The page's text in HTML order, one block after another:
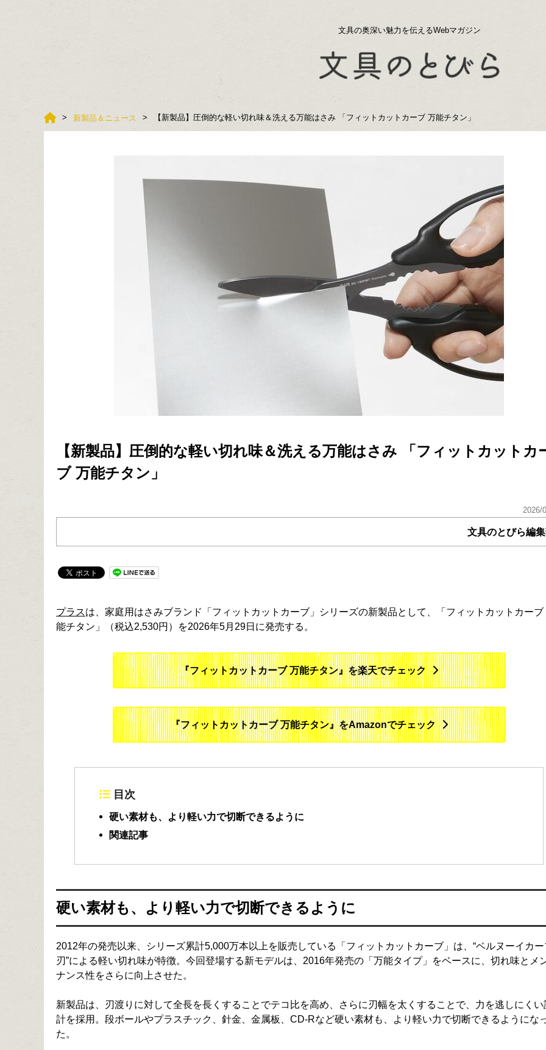
文具の奥深い魅力を伝えるWebマガジン
新製品＆ニュース 【新製品】圧倒的な軽い切れ味＆洗える万能はさみ 「フィットカットカーブ 万能チタン」
【新製品】圧倒的な軽い切れ味＆洗える万能はさみ 「フィットカットカ
ブ 万能チタン」
2026/
文具のとびら編
プラスは、家庭用はさみブランド「フィットカットカーブ」シリーズの新製品として、「フィットカットカーブ
能チタン」（税込2,530円）を2026年5月29日に発売する。
『フィットカットカーブ 万能チタン』を楽天でチェック
『フィットカットカーブ 万能チタン』をAmazonでチェック
目次
硬い素材も、より軽い力で切断できるように
関連記事
硬い素材も、より軽い力で切断できるように
2012年の発売以来、シリーズ累計5,000万本以上を販売している「フィットカットカーブ」は、“ベルヌーイカー
刃”による軽い切れ味が特徴。今回登場する新モデルは、2016年発売の「万能タイプ」をベースに、切れ味とメ
ナンス性をさらに向上させた。
新製品は、刃渡りに対して全長を長くすることでテコ比を高め、さらに刃幅を太くすることで、力を逃しにくい
計を採用。段ボールやプラスチック、針金、金属板、CD-Rなど硬い素材も、より軽い力で切断できるようにな
た。